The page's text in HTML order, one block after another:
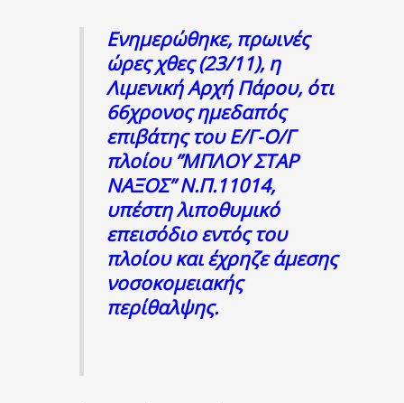
Ενημερώθηκε, πρωινές
ώρες χθες (23/11), η
Λιμενική Αρχή Πάρου, ότι
66χρονος ημεδαπός
επιβάτης του Ε/Γ-Ο/Γ
πλοίου ”ΜΠΛΟΥ ΣΤΑΡ
ΝΑΞΟΣ” Ν.Π.11014,
υπέστη λιποθυμικό
επεισόδιο εντός του
πλοίου και έχρηζε άμεσης
νοσοκομειακής
περίθαλψης.